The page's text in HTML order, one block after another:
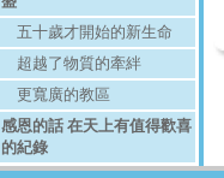
五十歲才開始的新生命
超越了物質的牽絆
更寬廣的教區
感恩的話 在天上有值得歡喜
的紀錄